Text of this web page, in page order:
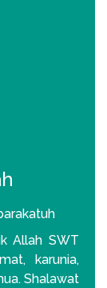
Allah SWT
karunia,
Shalawat